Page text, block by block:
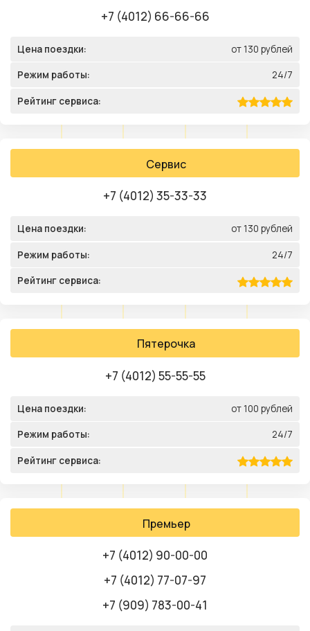
+7 (4012) 66-66-66
Цена поездки: от 130 рублей
Режим работы: 24/7
Рейтинг сервиса:
Сервис
+7 (4012) 35-33-33
Цена поездки: от 130 рублей
Режим работы: 24/7
Рейтинг сервиса:
Пятерочка
+7 (4012) 55-55-55
Цена поездки: от 100 рублей
Режим работы: 24/7
Рейтинг сервиса:
Премьер
+7 (4012) 90-00-00
+7 (4012) 77-07-97
+7 (909) 783-00-41